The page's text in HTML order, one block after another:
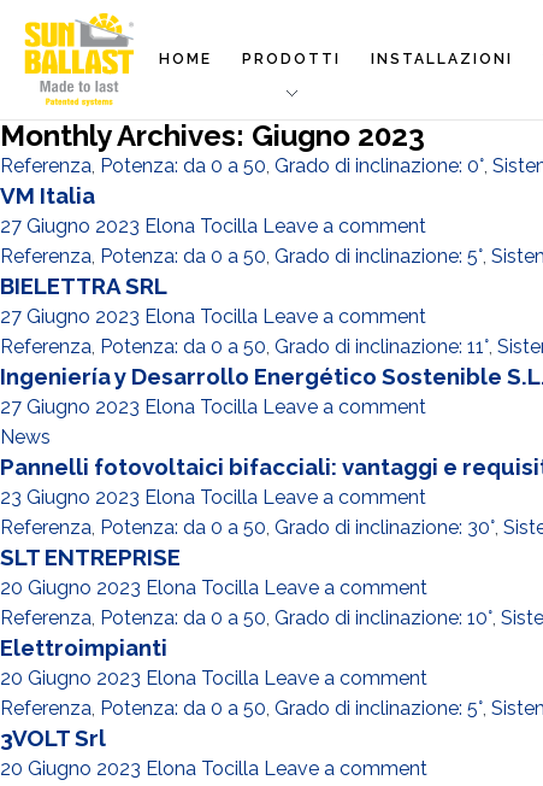
HOME PRODOTTI INSTALLAZIONI
Monthly Archives: Giugno 2023
Referenza, Potenza: da 0 a 50, Grado di inclinazione: 0°,
VM Italia
27 Giugno 2023 Elona Tocilla Leave a comment
Referenza, Potenza: da 0 a 50, Grado di inclinazione: 5°,
BIELETTRA SRL
27 Giugno 2023 Elona Tocilla Leave a comment
Referenza, Potenza: da 0 a 50, Grado di inclinazione: 11°,
Ingeniería y Desarrollo Energético Sostenible
27 Giugno 2023 Elona Tocilla Leave a comment
News
Pannelli fotovoltaici bifacciali: vantaggi e
23 Giugno 2023 Elona Tocilla Leave a comment
Referenza, Potenza: da 0 a 50, Grado di inclinazione: 30°,
SLT ENTREPRISE
20 Giugno 2023 Elona Tocilla Leave a comment
Referenza, Potenza: da 0 a 50, Grado di inclinazione: 10°,
Elettroimpianti
20 Giugno 2023 Elona Tocilla Leave a comment
Referenza, Potenza: da 0 a 50, Grado di inclinazione: 5°,
3VOLT Srl
20 Giugno 2023 Elona Tocilla Leave a comment